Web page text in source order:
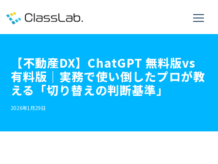
【不動産DX】ChatGPT 無料版vs
有料版｜実務で使い倒したプロが教
える「切り替えの判断基準」
2026年1月29日